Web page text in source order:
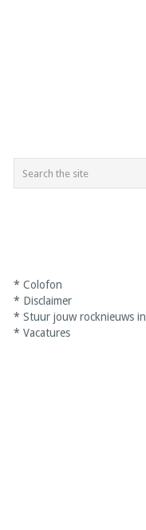
*Colofon
* Disclaimer
*Stuur jouw rocknieuws in
*Vacatures